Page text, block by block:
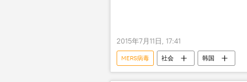
2015年7月11日, 17:41
MERS病毒 社会 韩国